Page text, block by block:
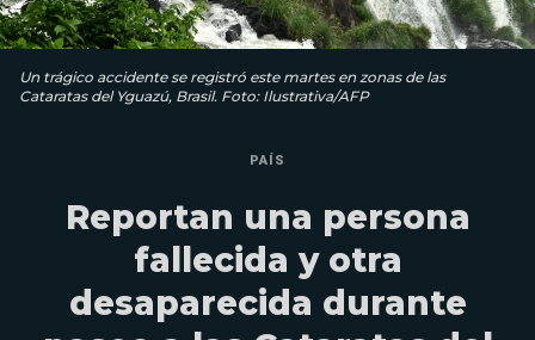
Un trágico accidente se registró este martes en zonas de las
Cataratas del Yguazú, Brasil. Foto: Ilustrativa/AFP
PAÍS
Reportan una persona
fallecida y otra
desaparecida durante